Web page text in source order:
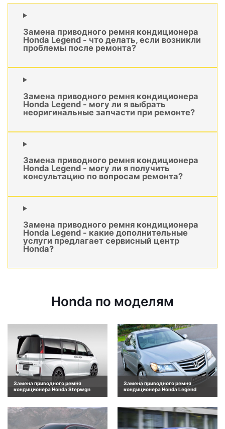
Замена приводного ремня кондиционера
Honda Legend - что делать, если возникли
проблемы после ремонта?
Замена приводного ремня кондиционера
Honda Legend - могу ли я выбрать
неоригинальные запчасти при ремонте?
Замена приводного ремня кондиционера
Honda Legend - могу ли я получить
консультацию по вопросам ремонта?
Замена приводного ремня кондиционера
Honda Legend - какие дополнительные
услуги предлагает сервисный центр
Honda?
Honda по моделям
Замена приводного ремня
кондиционера Honda Stepwgn
Замена приводного ремня
кондиционера Honda Legend